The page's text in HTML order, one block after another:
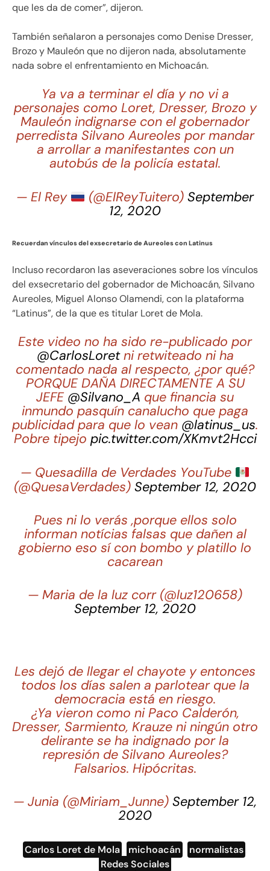
que les da de comer”, dijeron.
También señalaron a personajes como Denise Dresser,
Brozo y Mauleón que no dijeron nada, absolutamente
nada sobre el enfrentamiento en Michoacán.
Ya va a terminar el día y no vi a
personajes como Loret, Dresser, Brozo y
Mauleón indignarse con el gobernador
perredista Silvano Aureoles por mandar
a arrollar a manifestantes con un
autobús de la policía estatal.
— El Rey (@ElReyTuitero)September
12, 2020
Recuerdan vínculos del exsecretario de Aureoles con Latinus
Incluso recordaron las aseveraciones sobre los vínculos
del exsecretario del gobernador de Michoacán, Silvano
Aureoles, Miguel Alonso Olamendi, con la plataforma
“Latinus”, de la que es titular Loret de Mola.
Este video no ha sido re-publicado por
@CarlosLoretni retwiteado ni ha
comentado nada al respecto, ¿por qué?
PORQUE DAÑA DIRECTAMENTE A SU
JEFE @Silvano_A que financia su
inmundo pasquín canalucho que paga
publicidad para que lo vean @latinus_us.
Pobre tipejo pic.twitter.com/XKmvt2Hcci
— Quesadilla de Verdades YouTube
(@QuesaVerdades) September 12, 2020
Pues ni lo verás ,porque ellos solo
informan notícias falsas que dañen al
gobierno eso sí con bombo y platillo lo
cacarean
— Maria de la luz corr (@luz120658)
September 12, 2020
Les dejó de llegar el chayote y entonces
todos los días salen a parlotear que la
democracia está en riesgo.
¿Ya vieron como ni Paco Calderón,
Dresser, Sarmiento, Krauze ni ningún otro
delirante se ha indignado por la
represión de Silvano Aureoles?
Falsarios. Hipócritas.
— Junia (@Miriam_Junne) September 12,
2020
Carlos Loret de Mola michoacán normalistas
Redes Sociales